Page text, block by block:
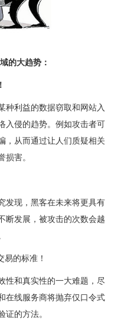
的大趋势：
种利益的数据窃取和网站入
入侵的趋势。例如攻击者可
，从而通过让人们质疑相关
害。
发现，黑客在未来将更具有
断发展，被攻击的次数会越
的标准！
性和真实性的一大难题，尽
在线服务商将抛弃仅口令式
证的方法。